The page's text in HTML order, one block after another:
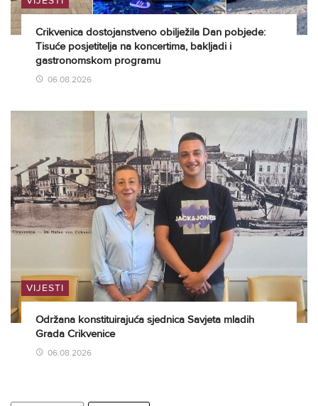
Crikvenica dostojanstveno obilježila Dan pobjede:
Tisuće posjetitelja na koncertima, bakljadi i
gastronomskom programu
06.08.2026
VIJESTI
Održana konstituirajuća sjednica Savjeta mladih
Grada Crikvenice
06.08.2026